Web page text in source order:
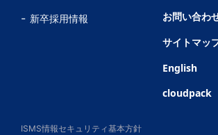
新卒採用情報
お問い合わ
サイトマッ
English
cloudpack
ISMS情報セキュリティ基本方針